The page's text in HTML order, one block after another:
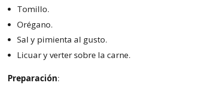
Tomillo.
Orégano.
Sal y pimienta al gusto.
Licuar y verter sobre la carne.
Preparación: